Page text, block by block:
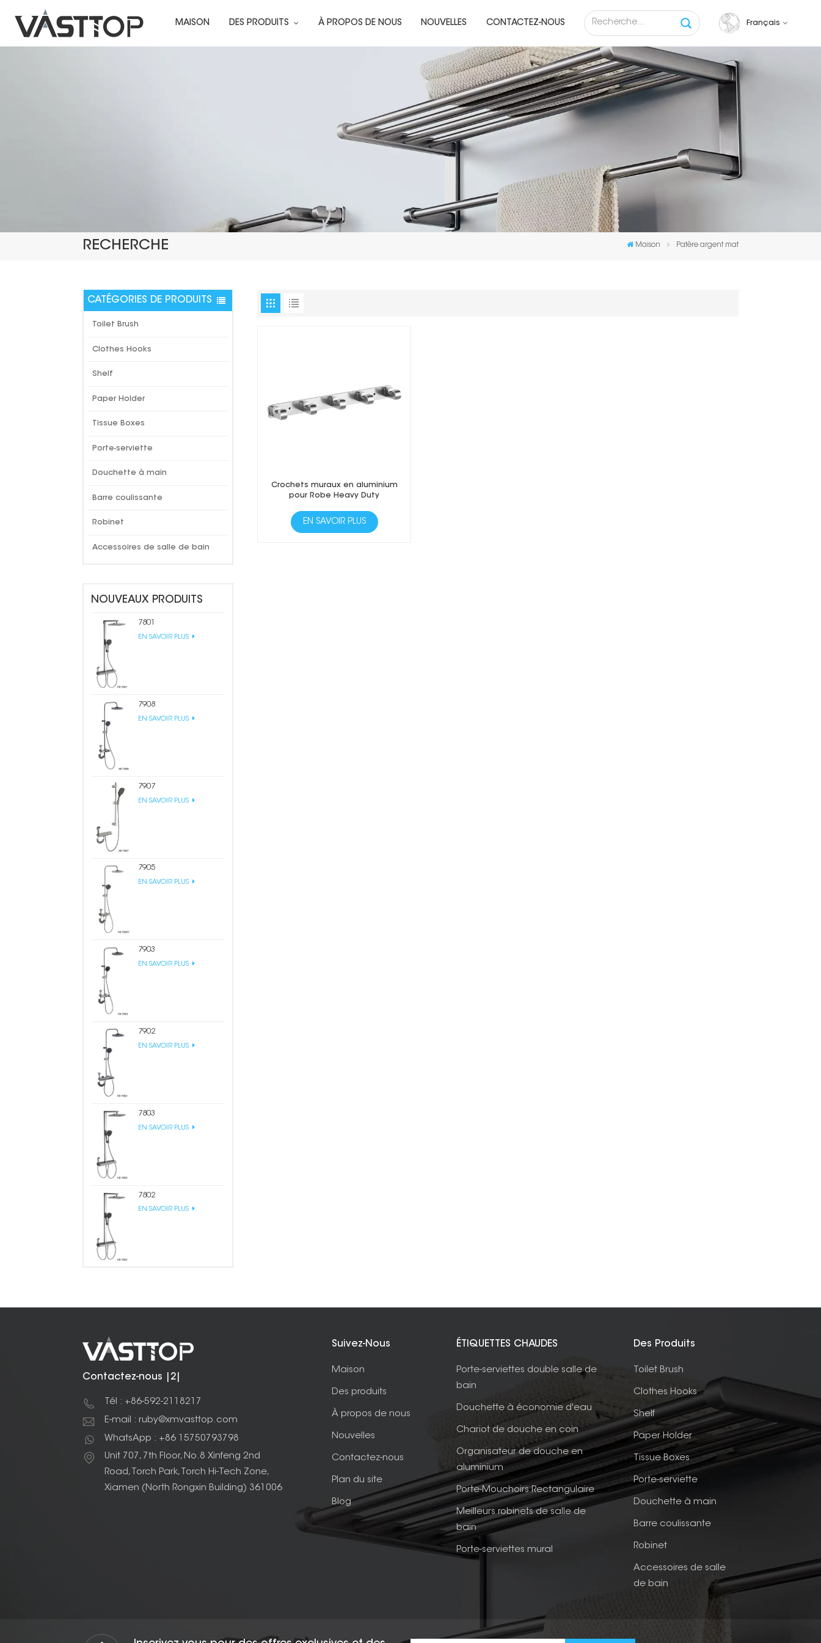
MAISON DES PRODUITS À PROPOS DE NOUS NOUVELLES CONTACTEZ-NOUS Français
English
français
русский
español
RECHERCHE Maison Patère argent mat
CATÉGORIES DE PRODUITS
Toilet Brush
Clothes Hooks
Shelf
Paper Holder
Tissue Boxes
Porte-serviette
Douchette à main
Barre coulissante
Robinet
Accessoires de salle de bain
NOUVEAUX PRODUITS
7801
EN SAVOIR PLUS
7908
EN SAVOIR PLUS
7907
EN SAVOIR PLUS
7905
EN SAVOIR PLUS
7903
EN SAVOIR PLUS
7902
EN SAVOIR PLUS
7803
EN SAVOIR PLUS
7802
EN SAVOIR PLUS
Crochets muraux en aluminium
pour Robe Heavy Duty
EN SAVOIR PLUS
Contactez-nous |2|
Tél : +86-592-2118217
E-mail : ruby@xmvasttop.com
WhatsApp : +86 15750793798
Unit 707, 7th Floor, No.8 Xinfeng 2nd
Road, Torch Park, Torch Hi-Tech Zone,
Xiamen (North Rongxin Building) 361006
Suivez-Nous
Maison
Des produits
À propos de nous
Nouvelles
Contactez-nous
Plan du site
Blog
ÉTIQUETTES CHAUDES
Porte-serviettes double salle de
bain
Douchette à économie d'eau
Chariot de douche en coin
Organisateur de douche en
aluminium
Porte-Mouchoirs Rectangulaire
Meilleurs robinets de salle de
bain
Porte-serviettes mural
Des Produits
Toilet Brush
Clothes Hooks
Shelf
Paper Holder
Tissue Boxes
Porte-serviette
Douchette à main
Barre coulissante
Robinet
Accessoires de salle
de bain